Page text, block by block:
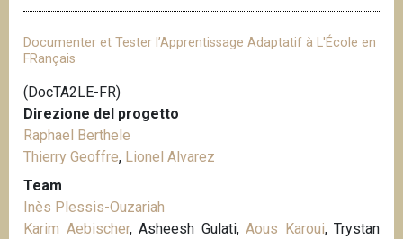
i
c
l
e
d
p
a
e
Documenter et Tester l’Apprentissage Adaptatif à L'École en
FRançais
(DocTA2LE-FR)
Direzione del progetto
Raphael Berthele
Thierry Geoffre, Lionel Alvarez
Team
Inès Plessis-Ouzariah
Karim Aebischer, Asheesh Gulati, Aous Karoui, Trystan